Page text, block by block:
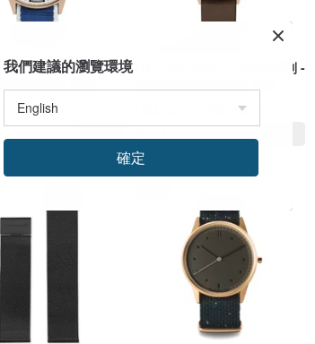
- 小秒針系列 -
盤藍斜紋 手錶
US$ 163.92
HYPERGRAND - 小秒針系列 -
US$ 195.10
我們建議的瀏覽環境
確定